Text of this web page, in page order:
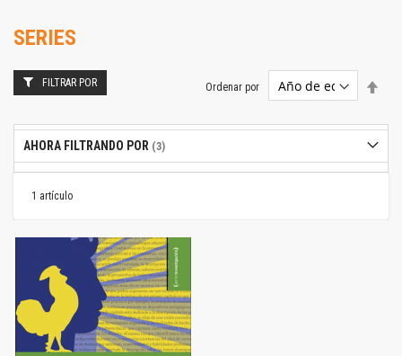
SERIES
1 artículo
Ordenar por
FILTRAR POR
AHORA FILTRANDO POR